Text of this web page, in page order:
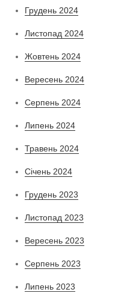
Грудень 2024
Листопад 2024
Жовтень 2024
Вересень 2024
Серпень 2024
Липень 2024
Травень 2024
Січень 2024
Грудень 2023
Листопад 2023
Вересень 2023
Серпень 2023
Липень 2023